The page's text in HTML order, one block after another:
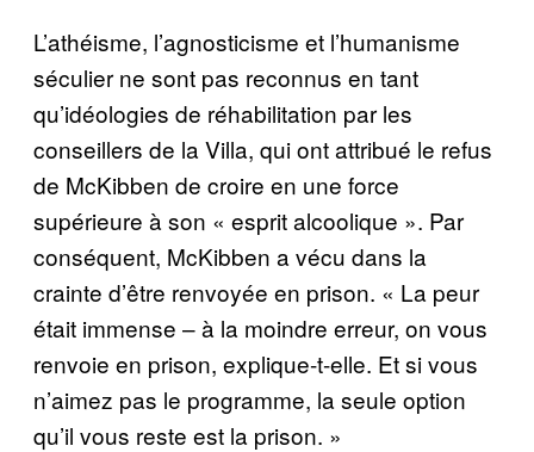
L’athéisme, l’agnosticisme et l’humanisme
séculier ne sont pas reconnus en tant
qu’idéologies de réhabilitation par les
conseillers de la Villa, qui ont attribué le refus
de McKibben de croire en une force
supérieure à son « esprit alcoolique ». Par
conséquent, McKibben a vécu dans la
crainte d’être renvoyée en prison. « La peur
était immense – à la moindre erreur, on vous
renvoie en prison, explique-t-elle. Et si vous
n’aimez pas le programme, la seule option
qu’il vous reste est la prison. »